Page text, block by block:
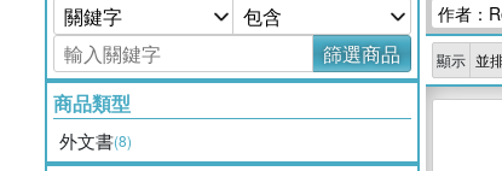
篩選商品
商品類型
外文書(8)
作者：
顯示